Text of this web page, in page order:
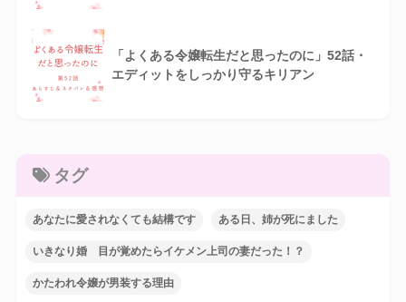
「よくある令嬢転生だと思ったのに」52話・
エディットをしっかり守るキリアン
タグ
あなたに愛されなくても結構です ある日、姉が死にました
いきなり婚 目が覚めたらイケメン上司の妻だった！？
かたわれ令嬢が男装する理由